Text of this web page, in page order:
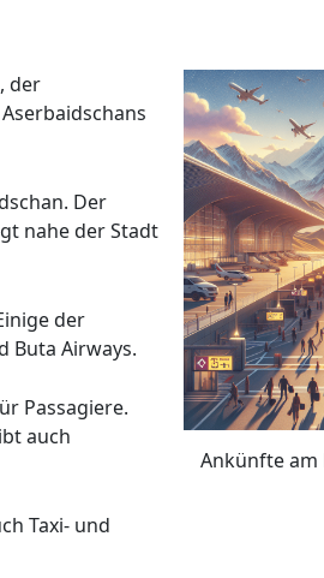
Ankünfte am
der
Der
nahe der Stadt
der
Buta Airways.
Passagiere.
auch
Taxi- und